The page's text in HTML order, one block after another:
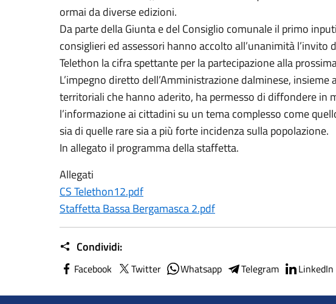
ormai da diverse edizioni.
Da parte della Giunta e del Consiglio comunale il primo
consiglieri ed assessori hanno accolto all’unanimità l’invito
Telethon la cifra spettante per la partecipazione alla
L’impegno diretto dell’Amministrazione dalminese,
territoriali che hanno aderito, ha permesso di diffondere in
l’informazione ai cittadini su un tema complesso come
sia di quelle rare sia a più forte incidenza sulla popolazione.
In allegato il programma della staffetta.
Allegati
CS Telethon12.pdf
Staffetta Bassa Bergamasca 2.pdf
Condividi:
Facebook Twitter Whatsapp Telegram LinkedIn